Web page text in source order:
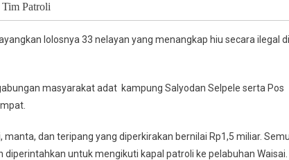
Patroli
lolosnya 33 nelayan yang menangkap hiu secara ilegal di
masyarakat adat kampung Salyodan Selpele serta Pos
dan teripang yang diperkirakan bernilai Rp1,5 miliar.
untuk mengikuti kapal patroli ke pelabuhan Waisai.